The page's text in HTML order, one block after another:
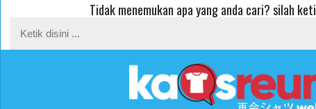
Tidak menemukan apa yang anda cari? silah